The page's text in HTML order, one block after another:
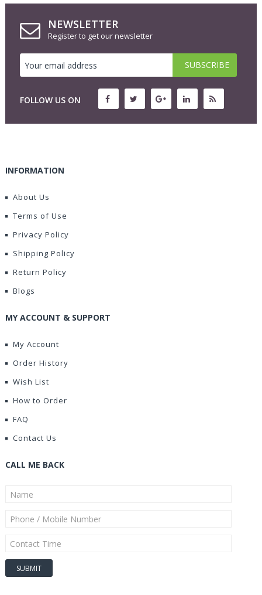
NEWSLETTER
Register to get our newsletter
FOLLOW US ON
INFORMATION
About Us
Terms of Use
Privacy Policy
Shipping Policy
Return Policy
Blogs
MY ACCOUNT & SUPPORT
My Account
Order History
Wish List
How to Order
FAQ
Contact Us
CALL ME BACK